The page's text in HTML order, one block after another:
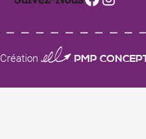
Création 0123 PMP